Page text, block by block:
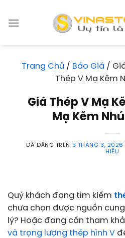
đến
Trang Chủ / Báo Giá /
Thép V Mạ Kẽm
Giá Thép V Mạ
Mạ Kẽm
ĐÃ ĐĂNG TRÊN 3 THÁNG 3, 2026
HIẾU
Quý khách đang tìm kiếm
chưa chọn được nguồn
lý? Hoặc đang cần tham
và trọng lượng thép hình V